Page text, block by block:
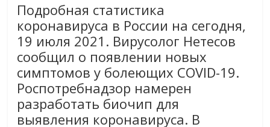
Подробная статистика
коронавируса в России на сегодня,
19 июля 2021. Вирусолог Нетесов
сообщил о появлении новых
симптомов у болеющих COVID-19.
Роспотребнадзор намерен
разработать биочип для
выявления коронавируса. В